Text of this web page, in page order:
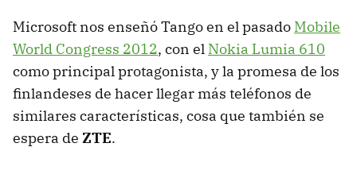
Microsoft nos enseñó Tango en el pasado Mobile
World Congress 2012, con el Nokia Lumia 610
como principal protagonista, y la promesa de los
finlandeses de hacer llegar más teléfonos de
similares características, cosa que también se
espera de ZTE.